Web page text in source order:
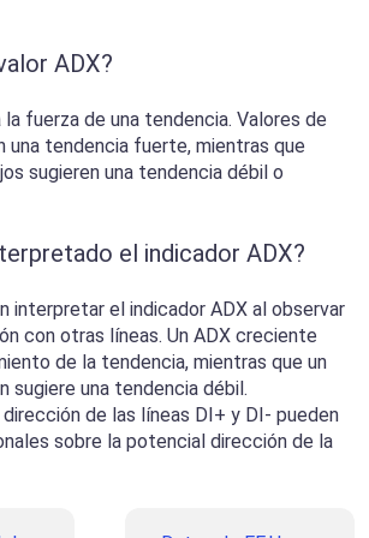
ADX?
la fuerza de una tendencia. Valores de
una tendencia fuerte, mientras que
sugieren una tendencia débil o
el indicador ADX?
interpretar el indicador ADX al observar
con otras líneas. Un ADX creciente
de la tendencia, mientras que un
sugiere una tendencia débil.
de las líneas DI+ y DI- pueden
sobre la potencial dirección de la